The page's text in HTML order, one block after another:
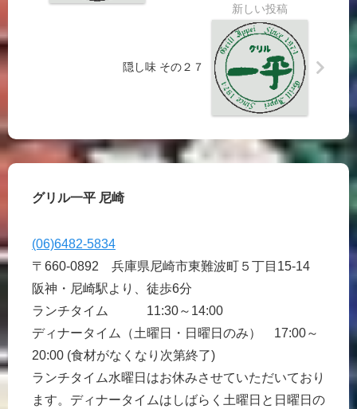
隠し味 その２７
グリル一平 尼崎
(06)6482-5834
〒660-0892 兵庫県尼崎市東難波町５丁目15-14
阪神・尼崎駅より、徒歩6分
ランチタイム 11:30～14:00
ディナータイム（土曜日・日曜日のみ） 17:00～
20:00 (食材がなくなり次第終了)
ランチタイム水曜日はお休みさせていただいており
ます。ディナータイムはしばらく土曜日と日曜日の